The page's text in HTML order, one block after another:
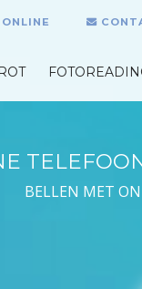
BELLEN MET